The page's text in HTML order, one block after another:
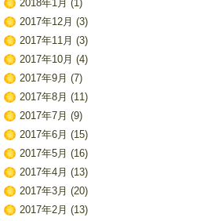
2018年1月 (1)
2017年12月 (3)
2017年11月 (3)
2017年10月 (4)
2017年9月 (7)
2017年8月 (11)
2017年7月 (9)
2017年6月 (15)
2017年5月 (16)
2017年4月 (13)
2017年3月 (20)
2017年2月 (13)